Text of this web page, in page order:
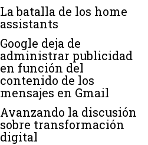
La batalla de los home
assistants
Google deja de
administrar publicidad
en función del
contenido de los
mensajes en Gmail
Avanzando la discusión
sobre transformación
digital